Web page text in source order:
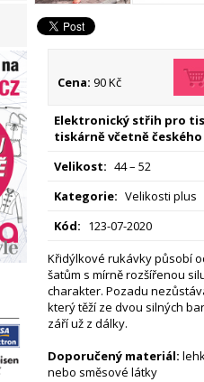
Cena: 90 Kč
Elektronický střih pro
tiskárně včetně českého
Velikost: 44 – 52
Kategorie: Velikosti plus
Kód: 123-07-2020
Křidýlkové rukávky působí
šatům s mírně rozšířenou
charakter. Pozadu
který těží ze dvou silných
září už z dálky.
Doporučený materiál:
nebo směsové látky